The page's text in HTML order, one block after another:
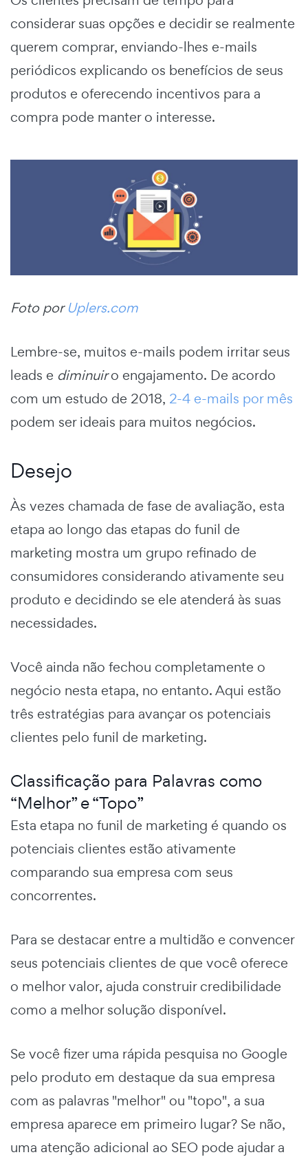
considerar suas opções e decidir se realmente
querem comprar, enviando-lhes e-mails
periódicos explicando os benefícios de seus
produtos e oferecendo incentivos para a
compra pode manter o interesse.
Foto porUplers.com
Lembre-se, muitos e-mails podem irritar seus
leads e diminuiro engajamento. De acordo
com um estudo de 2018, 2-4 e-mails por mês
podem ser ideais para muitos negócios.
Desejo
Às vezes chamada de fase de avaliação, esta
etapa ao longo das etapas do funil de
marketing mostra um grupo refinado de
consumidores considerando ativamente seu
produto e decidindo se ele atenderá às suas
necessidades.
Você ainda não fechou completamente o
negócio nesta etapa, no entanto. Aqui estão
três estratégias para avançar os potenciais
clientes pelo funil de marketing.
Classificação para Palavras como
“Melhor” e “Topo”
Esta etapa no funil de marketing é quando os
potenciais clientes estão ativamente
comparando sua empresa com seus
concorrentes.
Para se destacar entre a multidão e convencer
seus potenciais clientes de que você oferece
o melhor valor, ajuda construir credibilidade
como a melhor solução disponível.
Se você fizer uma rápida pesquisa no Google
pelo produto em destaque da sua empresa
com as palavras "melhor" ou "topo", a sua
empresa aparece em primeiro lugar? Se não,
uma atenção adicional ao SEO pode ajudar a